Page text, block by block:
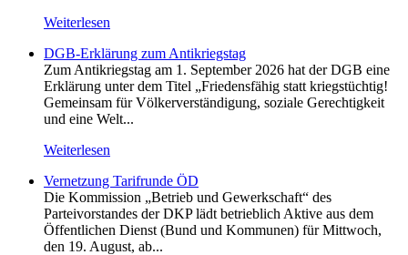
Weiterlesen
DGB-Erklärung zum Antikriegstag
Zum Antikriegstag am 1. September 2026 hat der DGB eine
Erklärung unter dem Titel „Friedensfähig statt kriegstüchtig!
Gemeinsam für Völkerverständigung, soziale Gerechtigkeit
und eine Welt...
Weiterlesen
Vernetzung Tarifrunde ÖD
Die Kommission „Betrieb und Gewerkschaft“ des
Parteivorstandes der DKP lädt betrieblich Aktive aus dem
Öffentlichen Dienst (Bund und Kommunen) für Mittwoch,
den 19. August, ab...